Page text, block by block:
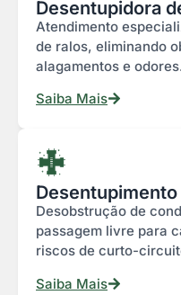
Desentupidora
Atendimento
de ralos, eliminando
alagamentos e
Saiba Mais
Desobstrução de
passagem livre para
riscos de curto-
Saiba Mais